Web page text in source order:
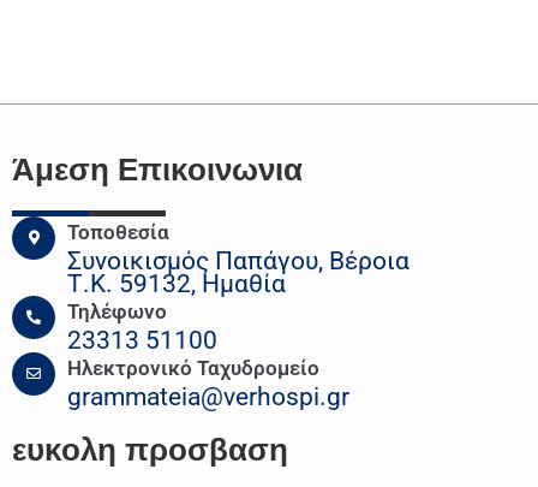
Άμεση Επικοινωνια
Τοποθεσία
Συνοικισμός Παπάγου, Βέροια
Τ.Κ. 59132, Ημαθία
Τηλέφωνο
23313 51100
Ηλεκτρονικό Ταχυδρομείο
grammateia@verhospi.gr
ευκολη προσβαση